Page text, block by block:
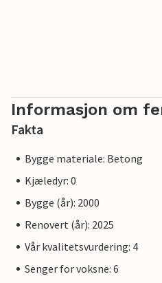
Informasjon om
Fakta
Bygge materiale: Betong
Kjæledyr: 0
Bygge (år): 2000
Renovert (år): 2025
Vår kvalitetsvurdering: 4
Senger for voksne: 6